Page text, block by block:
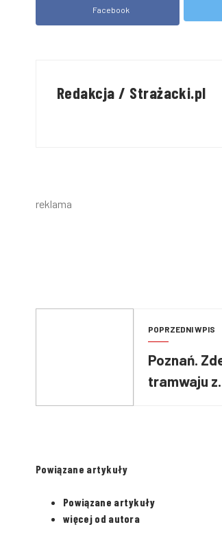
Facebook
Redakcja / Strażacki.pl
reklama
POPRZEDNI WPIS
Poznań.
tramwaju z
Powiązane artykuły
Powiązane artykuły
więcej od autora